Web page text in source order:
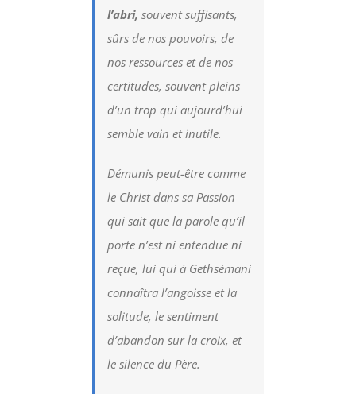
l’abri, souvent suffisants,
sûrs de nos pouvoirs, de
nos ressources et de nos
certitudes, souvent pleins
d’un trop qui aujourd’hui
semble vain et inutile.
Démunis peut-être comme
le Christ dans sa Passion
qui sait que la parole qu’il
porte n’est ni entendue ni
reçue, lui qui à Gethsémani
connaîtra l’angoisse et la
solitude, le sentiment
d’abandon sur la croix, et
le silence du Père.